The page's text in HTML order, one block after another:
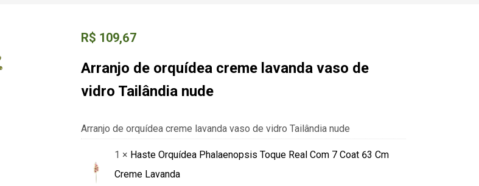
R$ 109,67
Arranjo de orquídea creme lavanda vaso de
vidro Tailândia nude
Arranjo de orquídea creme lavanda vaso de vidro Tailândia nude
1 × Haste Orquídea Phalaenopsis Toque Real Com 7 Coat 63 Cm
Creme Lavanda